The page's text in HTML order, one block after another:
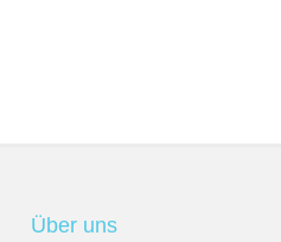
Über uns